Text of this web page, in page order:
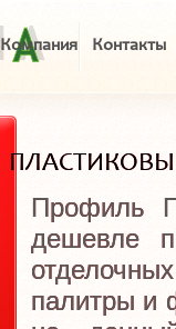
Компания Контакты
Профиль
дешевле
палитры и